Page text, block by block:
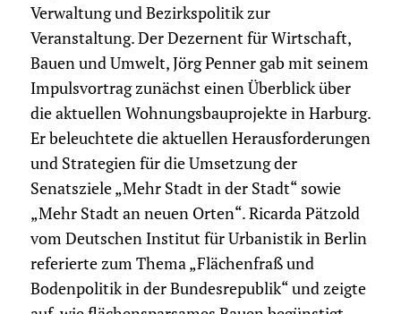
Verwaltung und Bezirkspolitik zur
Veranstaltung. Der Dezernent für Wirtschaft,
Bauen und Umwelt, Jörg Penner gab mit seinem
Impulsvortrag zunächst einen Überblick über
die aktuellen Wohnungsbauprojekte in Harburg.
Er beleuchtete die aktuellen Herausforderungen
und Strategien für die Umsetzung der
Senatsziele „Mehr Stadt in der Stadt“ sowie
„Mehr Stadt an neuen Orten“. Ricarda Pätzold
vom Deutschen Institut für Urbanistik in Berlin
referierte zum Thema „Flächenfraß und
Bodenpolitik in der Bundesrepublik“ und zeigte